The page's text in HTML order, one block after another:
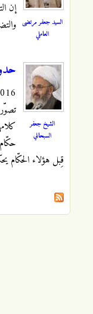
السيد جعفر مرتضى
العاملي
إن
الشيخ جعفر
السبحاني
قِبل هؤلاء الحكّام